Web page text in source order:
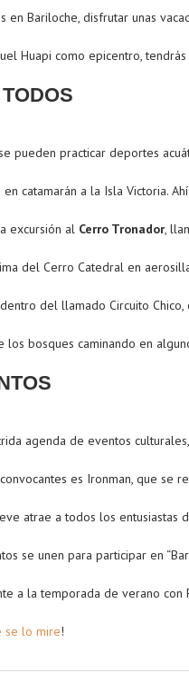
en Bariloche, disfrutar unas
Huapi como epicentro,
pueden practicar deportes
catamarán a la Isla Victoria.
excursión al Cerro Tronador,
del Cerro Catedral en
del llamado Circuito
bosques caminando en
agenda de eventos
es Ironman, que se
atrae a todos los
se unen para participar en
a la temporada de verano
se lo mire!